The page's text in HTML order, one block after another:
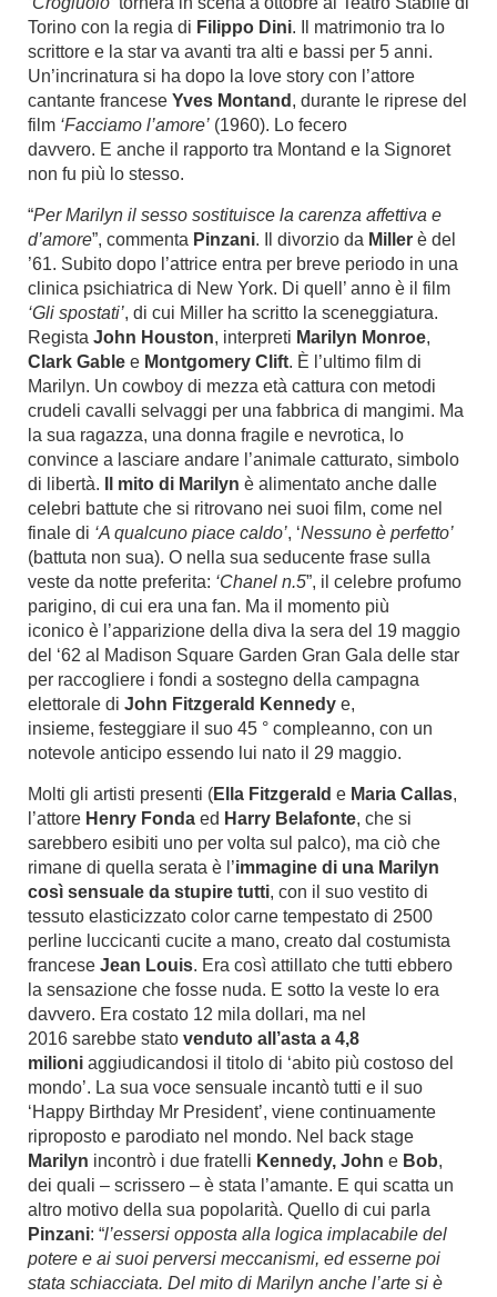
Torino con la regia di Filippo Dini. Il matrimonio tra lo
scrittore e la star va avanti tra alti e bassi per 5 anni.
Un’incrinatura si ha dopo la love story con l’attore
cantante francese Yves Montand , durante le riprese del
film ‘Facciamo l’amore’ (1960). Lo fecero
davvero. E anche il rapporto tra Montand e la Signoret
non fu più lo stesso.
“Per Marilyn il sesso sostituisce la carenza affettiva e
d’amore”, commenta Pinzani. Il divorzio da Miller è del
’61. Subito dopo l’attrice entra per breve periodo in una
clinica psichiatrica di New York. Di quell’ anno è il film
‘Gli spostati’, di cui Miller ha scritto la sceneggiatura.
Regista John Houston, interpreti Marilyn Monroe,
Clark Gable e Montgomery Clift. È l’ultimo film di
Marilyn. Un cowboy di mezza età cattura con metodi
crudeli cavalli selvaggi per una fabbrica di mangimi. Ma
la sua ragazza, una donna fragile e nevrotica, lo
convince a lasciare andare l’animale catturato, simbolo
di libertà.
Il mito di Marilyn è alimentato anche dalle
celebri battute che si ritrovano nei suoi film, come nel
finale di ‘A qualcuno piace caldo’, ‘Nessuno è perfetto’
(battuta non sua). O nella sua seducente frase sulla
veste da notte preferita: ‘Chanel n.5”, il celebre profumo
parigino, di cui era una fan. Ma il momento più
iconico è l’apparizione della diva la sera del 19 maggio
del ‘62 al Madison Square Garden Gran Gala delle star
per raccogliere i fondi a sostegno della campagna
elettorale di John Fitzgerald Kennedy e,
insieme, festeggiare il suo 45 ° compleanno, con un
notevole anticipo essendo lui nato il 29 maggio.
Molti gli artisti presenti (Ella Fitzgerald e Maria Callas,
l’attore Henry Fonda ed Harry Belafonte, che si
sarebbero esibiti uno per volta sul palco), ma ciò che
rimane di quella serata è l’immagine di una Marilyn
così sensuale da stupire tutti, con il suo vestito di
tessuto elasticizzato color carne tempestato di 2500
perline luccicanti cucite a mano, creato dal costumista
francese Jean Louis. Era così attillato che tutti ebbero
la sensazione che fosse nuda. E sotto la veste lo era
davvero. Era costato 12 mila dollari, ma nel
2016 sarebbe stato venduto all’asta a 4,8
milioni aggiudicandosi il titolo di ‘abito più costoso del
mondo’. La sua voce sensuale incantò tutti e il suo
‘Happy Birthday Mr President’, viene continuamente
riproposto e parodiato nel mondo. Nel back stage
Marilyn incontrò i due fratelli Kennedy, John e Bob,
dei quali – scrissero – è stata l’amante. E qui scatta un
altro motivo della sua popolarità. Quello di cui parla
Pinzani: “l’essersi opposta alla logica implacabile del
potere e ai suoi perversi meccanismi, ed esserne poi
stata schiacciata. Del mito di Marilyn anche l’arte si è